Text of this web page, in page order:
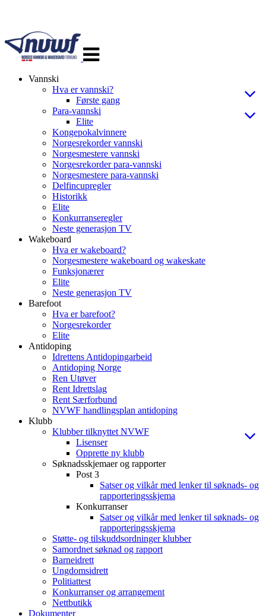
navigasjon
Vannski
Hva er vannski?
Første gang
Para-vannski
Elite
Kongepokalvinnere
Norgesrekorder vannski
Norgesmestere vannski
Norgesrekorder para-vannski
Norgesmestere para-vannski
Delfincupregler
Historikk
Elite
Konkurranseregler
Neste generasjon TV
Wakeboard
Hva er wakeboard?
Norgesmestere wakeboard og wakeskate
Funksjonærer
Elite
Neste generasjon TV
Barefoot
Hva er barefoot?
Norgesrekorder
Elite
Antidoping
Idrettens Antidopingarbeid
Antidoping Norge
Ren Utøver
Rent Idrettslag
Rent Særforbund
NVWF handlingsplan antidoping
Klubb
Klubber tilknyttet NVWF
Lisenser
Opprette ny klubb
Søknadsskjemaer og rapporter
Post 3
Satser og vilkår med lenker til søknads- og
rapporteringsskjema
Konkurranser
Satser og vilkår med lenker til søknads- og
rapporteringsskjema
Støtte- og tilskuddsordninger klubber
Samordnet søknad og rapport
Barneidrett
Ungdomsidrett
Politiattest
Konkurranser og arrangement
Nettbutikk
Dokumenter